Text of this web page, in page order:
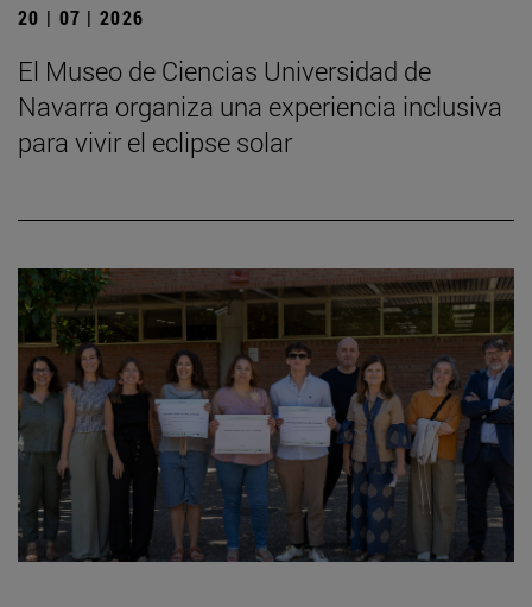
20 | 07 | 2026
El Museo de Ciencias Universidad de
Navarra organiza una experiencia inclusiva
para vivir el eclipse solar